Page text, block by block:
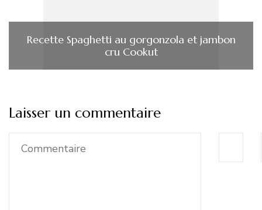
Recette Spaghetti au gorgonzola et jambon
cru Cookut
Laisser un commentaire